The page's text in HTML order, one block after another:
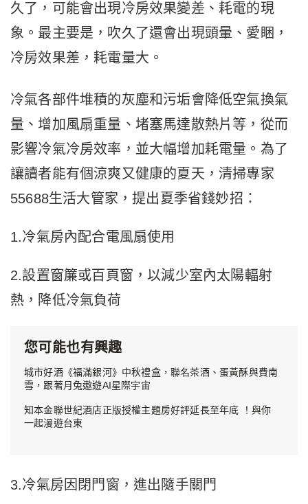
久了，可能會出現冷房效果變差、耗電的現
象。最主要是，吹久了還會出現頭暈、愛睏，
冷房效果差，耗電量大。
冷氣各部件堆積的灰塵和污垢會降低空氣換氣
量、增加風扇重量、堵塞馬達散熱片等，從而
影響冷氣冷房效率，並大幅增加耗電量。為了
讓讀者能有個涼爽又健康的夏天，清掃專家
55688生活大管家，提出夏季省錢妙招：
1.冷氣房內配合電風扇使用
2.設置窗簾或百頁窗，以減少室內太陽輻射
熱，降低冷氣負荷
您可能也有興趣
城市好酒《福滿銀河》中秋禮盒，聯名茶酒、蛋黃酥與費南
雪，跟著月兔遨遊AI星際宇宙
知本金聯世紀酒店正版授權主題房好評延長至年底 ！與你
一起漫遊台東
3.冷氣房因閉門窗，進出隨手關門